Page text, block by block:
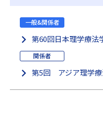
一般&関係者
第60回日本理学療法
関係者
第5回 アジア理学療